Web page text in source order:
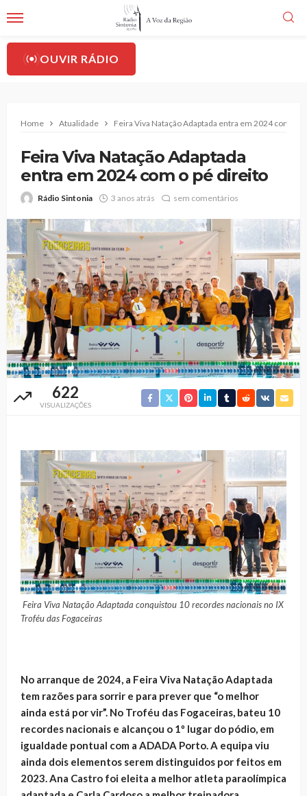
OUVIR RÁDIO
Home Atualidade Feira Viva Natação Adaptada entra em 2024 com o
Feira Viva Natação Adaptada
entra em 2024 com o pé direito
Rádio Sintonia 3 anos atrás sem comentários
622
VISUALIZAÇÕES
Feira Viva Natação Adaptada conquistou 10 recordes nacionais no IX
Troféu das Fogaceiras
No arranque de 2024, a Feira Viva Natação Adaptada
tem razões para sorrir e para prever que “o melhor
ainda está por vir”. No Troféu das Fogaceiras, bateu 10
recordes nacionais e alcançou o 1º lugar do pódio, em
igualdade pontual com a ADADA Porto. A equipa viu
ainda dois elementos serem distinguidos por feitos em
2023. Ana Castro foi eleita a melhor atleta paraolímpica